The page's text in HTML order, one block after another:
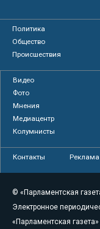
Политика
Общество
Происшествия
Видео
Фото
Мнения
Медиацентр
Колумнисты
Контакты Реклама
© «Парламентская
Электронное
«Парламентская